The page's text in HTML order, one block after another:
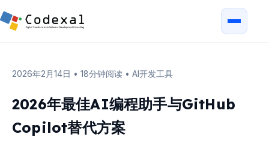
2026年2月14日 • 18分钟阅读 • AI开发工具
2026年最佳AI编程助手与GitHub
Copilot替代方案